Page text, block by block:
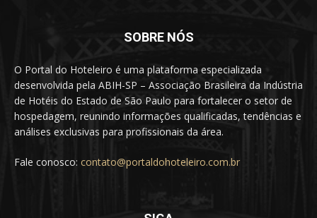
SOBRE NÓS
O Portal do Hoteleiro é uma plataforma especializada
desenvolvida pela ABIH-SP – Associação Brasileira da Indústria
de Hotéis do Estado de São Paulo para fortalecer o setor de
hospedagem, reunindo informações qualificadas, tendências e
análises exclusivas para profissionais da área.
Fale conosco: contato@portaldohoteleiro.com.br